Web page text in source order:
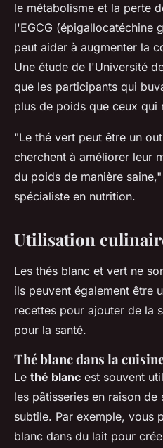
le métabolisme et la perte
l'EGCG (épigallocatéchine
peut aider à augmenter la
Une étude de l'Université
que les participants qui
plus de poids que ceux qui
"Le thé vert peut être un
cherchent à améliorer leur
du poids de manière saine,"
spécialiste en nutrition.
Utilisation
Les thés blanc et vert ne
ils peuvent également être
recettes pour ajouter de la
pour la santé.
Thé blanc dans la
Le thé blanc est souvent
les pâtisseries en raison de
subtile. Par exemple, vous
blanc dans du lait pour